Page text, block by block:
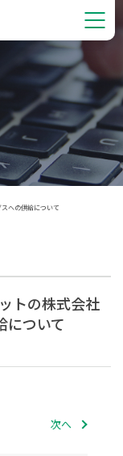
への供給について
トの株式会社
について
次へ